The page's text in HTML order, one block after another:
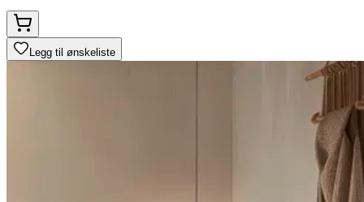
Legg til ønskeliste